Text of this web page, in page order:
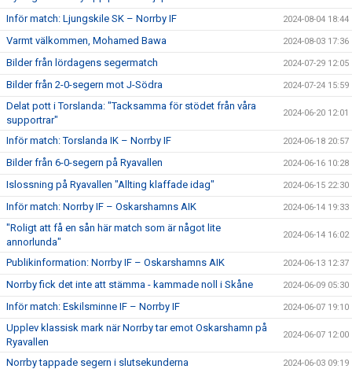
Inför match: Ljungskile SK – Norrby IF 2024-08-04 18:44
Varmt välkommen, Mohamed Bawa 2024-08-03 17:36
Bilder från lördagens segermatch 2024-07-29 12:05
Bilder från 2-0-segern mot J-Södra 2024-07-24 15:59
Delat pott i Torslanda: "Tacksamma för stödet från våra
supportrar"
2024-06-20 12:01
Inför match: Torslanda IK – Norrby IF 2024-06-18 20:57
Bilder från 6-0-segern på Ryavallen 2024-06-16 10:28
Islossning på Ryavallen "Allting klaffade idag" 2024-06-15 22:30
Inför match: Norrby IF – Oskarshamns AIK 2024-06-14 19:33
"Roligt att få en sån här match som är något lite
annorlunda"
2024-06-14 16:02
Publikinformation: Norrby IF – Oskarshamns AIK 2024-06-13 12:37
Norrby fick det inte att stämma - kammade noll i Skåne 2024-06-09 05:30
Inför match: Eskilsminne IF – Norrby IF 2024-06-07 19:10
Upplev klassisk mark när Norrby tar emot Oskarshamn på
Ryavallen
2024-06-07 12:00
Norrby tappade segern i slutsekunderna 2024-06-03 09:19